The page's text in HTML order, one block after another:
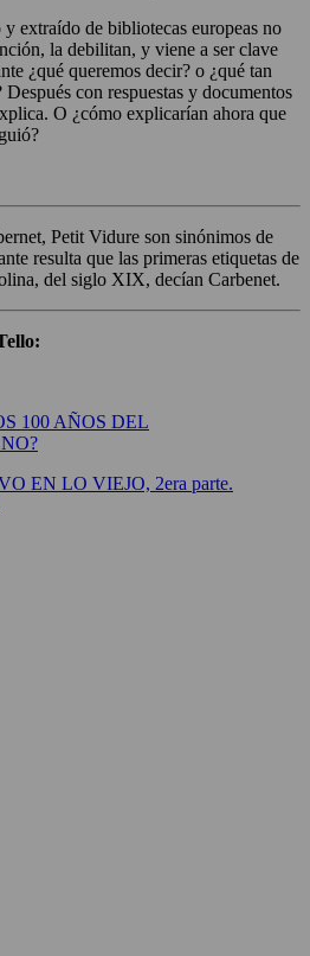
extraído de bibliotecas europeas no
la debilitan, y viene a ser clave
¿qué queremos decir? o ¿qué tan
con respuestas y documentos
O ¿cómo explicarían ahora que
Petit Vidure son sinónimos de
resulta que las primeras etiquetas de
del siglo XIX, decían Carbenet.
100 AÑOS DEL
EN LO VIEJO, 2era parte.